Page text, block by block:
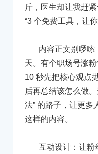
斤，医生却让我赶
“3 个免费工具，让
内容正文别啰嗦
天。有个职场号涨
10 秒先把核心观点
后再总结该怎么做
法” 的路子，让更多
这样的内容。
互动设计：让粉